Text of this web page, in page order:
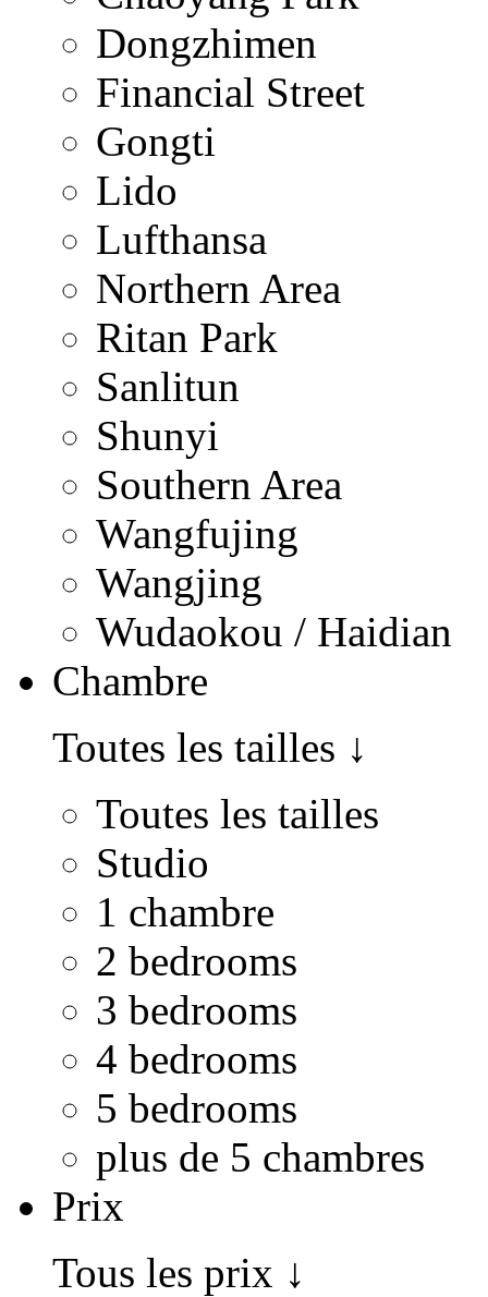
Dongzhimen
Financial Street
Gongti
Lido
Lufthansa
Northern Area
Ritan Park
Sanlitun
Shunyi
Southern Area
Wangfujing
Wangjing
Wudaokou / Haidian
Chambre
Toutes les tailles ↓
Toutes les tailles
Studio
1 chambre
2 bedrooms
3 bedrooms
4 bedrooms
5 bedrooms
plus de 5 chambres
Prix
Tous les prix ↓